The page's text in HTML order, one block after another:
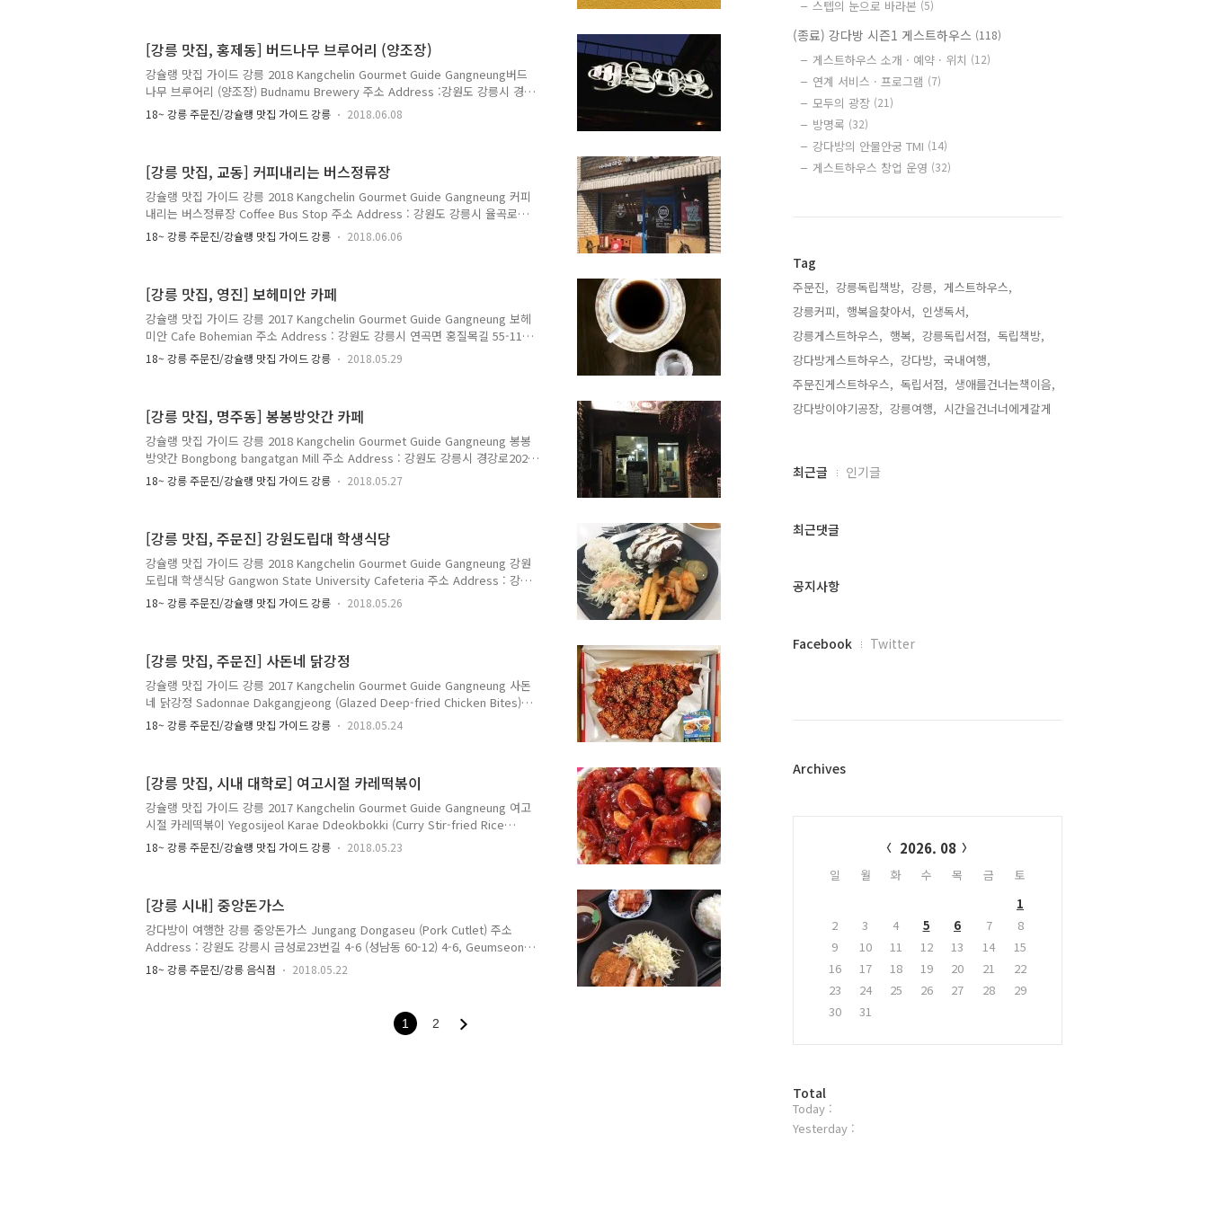
4,500원(I) 아메리카노 Americano 4,000원(H) 4,500원(I) 까페라떼 4,5..
[강릉 맛집, 홍제동] 버드나무 브루어리 (양조장)
강슐랭 맛집 가이드 강릉 2018 Kangchelin Gourmet Guide Gangneung버드
나무 브루어리 (양조장) Budnamu Brewery 주소 Address :강원도 강릉시 경강
로 1961 (홍제동 93-8)1961, Gyeonggang-ro, Gangneung-si, Gangwon-do
전화 Telephone :033-920-9380 영업 시간 Opening Hours :매일 12:00 ~24:00
7,000원하슬라 IPA 400ml 7,000원오죽 스타우트 400ml 8,000원버드나무 샘플
러 18..
18~ 강릉 주문진/강슐랭 맛집 가이드 강릉 2018.06.08
[강릉 맛집, 교동] 커피내리는 버스정류장
강슐랭 맛집 가이드 강릉 2018 Kangchelin Gourmet Guide Gangneung 커피
내리는 버스정류장 Coffee Bus Stop 주소 Address : 강원도 강릉시 율곡로
2934 (교동 801-23) 2934, Yulgok-ro, Gangneung-si, Gangwon-do 전화
Telephone : 033-922-9996 영업 시간 Opening Hours : 월요일 ~ 토요일
4,000원 아메리카노 꽃(플라워) 4,000원 아메리카노 과일(후르츠) 5,000원 카페
라..
18~ 강릉 주문진/강슐랭 맛집 가이드 강릉 2018.06.06
[강릉 맛집, 영진] 보헤미안 카페
강슐랭 맛집 가이드 강릉 2017 Kangchelin Gourmet Guide Gangneung 보헤
미안 Cafe Bohemian 주소 Address : 강원도 강릉시 연곡면 홍질목길 55-11
(영진리 181) 55-11, Hongjilmok-gil, Yeongok-myeon, Gangneung-si,
Gangwon-do 전화 Telephone : 033-662-5365 영업 시간 Opening Hours :
Menu with Prices : 핸드드립 하우스 브랜드 5,000원 핸드드립 파..
18~ 강릉 주문진/강슐랭 맛집 가이드 강릉 2018.05.29
[강릉 맛집, 명주동] 봉봉방앗간 카페
강슐랭 맛집 가이드 강릉 2018 Kangchelin Gourmet Guide Gangneung 봉봉
방앗간 Bongbong bangatgan Mill 주소 Address : 강원도 강릉시 경강로2024
번길 17-1 (명주동 28-2) 17-1, Gyeonggang-ro 2024beon-gil, Gangneung-
si, Gangwon-do 전화 Telephone : 070-8237-1155 영업 시간 Opening
핸드드립 커피 5,000원 차가운 핸드드립 커피 5,500원 뜨거운/차가운 허브차..
18~ 강릉 주문진/강슐랭 맛집 가이드 강릉 2018.05.27
[강릉 맛집, 주문진] 강원도립대 학생식당
강슐랭 맛집 가이드 강릉 2018 Kangchelin Gourmet Guide Gangneung 강원
도립대 학생식당 Gangwon State University Cafeteria 주소 Address : 강원
도 강릉시 주문진읍 연주로 270 (교항리 48-185) 학생식당 (기숙사 건물 내 위
치) 270, Yeonju-ro, Jumunjin-eup, Gangneung-si, Gangwon-do Cafeteria
요일 및 공휴일 Weekend 08:00~09:00, 12:0..
18~ 강릉 주문진/강슐랭 맛집 가이드 강릉 2018.05.26
[강릉 맛집, 주문진] 사돈네 닭강정
강슐랭 맛집 가이드 강릉 2017 Kangchelin Gourmet Guide Gangneung 사돈
네 닭강정 Sadonnae Dakgangjeong (Glazed Deep-fried Chicken Bites)
주소 Address : 강원도 강릉시 주문진읍 주문로 153 (주문리 308-46) 153,
Jumun-ro, Jumunjin-eup, Gangneung-si, Gangwon-do 전화 Telephone :
원 뼈후라이드 16,000원 순살 후라이드 17,000원 콜라 500mL 1,000원..
18~ 강릉 주문진/강슐랭 맛집 가이드 강릉 2018.05.24
[강릉 맛집, 시내 대학로] 여고시절 카레떡볶이
강슐랭 맛집 가이드 강릉 2017 Kangchelin Gourmet Guide Gangneung 여고
시절 카레떡볶이 Yegosijeol Karae Ddeokbokki (Curry Stir-fried Rice
Cake) 주소 Address : 강원도 강릉시 신대학길 22-6 (금학동 55-2) 22-6,
Sindaehak-gil, Gangneung-si, Gangwon-do 전화 Telephone : 033-641-
2,000원 만두 1개 100원 강릉에서 학창시절을 보낸사람들은 대부분 아는 역사깊
은(?)..
18~ 강릉 주문진/강슐랭 맛집 가이드 강릉 2018.05.23
[강릉 시내] 중앙돈가스
강다방이 여행한 강릉 중앙돈가스 Jungang Dongaseu (Pork Cutlet) 주소
Address : 강원도 강릉시 금성로23번길 4-6 (성남동 60-12) 4-6, Geumseong-
ro 23beon-gil, Gangneung-si, Gangwon-do 전화 Telephone : 033-655-
0355 영업 시간 Opening Hours : 11:00 ~ 21:00 매주 월요일 휴무 Monday
4,000원 3,500원 중 6,000원 5,000원 대 8,000원 6,500원 밥 추가 500원 샐러
드 추가 500원 정식 이름은 돈까스가 아닌 돈가스이다. 강릉 시내 나가면 들리는
18~ 강릉 주문진/강릉 음식점 2018.05.22
1 2
스텝의 눈으로 바라본 (5)
(종료) 강다방 시즌1 게스트하우스 (118)
게스트하우스 소개 · 예약 · 위치 (12)
연계 서비스 · 프로그램 (7)
모두의 광장 (21)
방명록 (32)
강다방의 안물안궁 TMI (14)
게스트하우스 창업 운영 (32)
Tag
주문진, 강릉독립책방, 강릉, 게스트하우스,
강릉커피, 행복을찾아서, 인생독서,
강릉게스트하우스, 행복, 강릉독립서점, 독립책방,
강다방게스트하우스, 강다방, 국내여행,
주문진게스트하우스, 독립서점, 생애를건너는책이음,
강다방이야기공장, 강릉여행, 시간을건너너에게갈게,
최
과
글
최근글 인기글
최근댓글
공지사항
페
플
Facebook Twitter
Archives
2026. 08
일 월 화 수 목 금
토
1
2
3 4 5 6 7
8
9
10 11 12 13 14
15
16
17 18 19 20 21
22
23
24 25 26 27 28
29
30
31
방
문
자
Total
Today :
Yesterday :